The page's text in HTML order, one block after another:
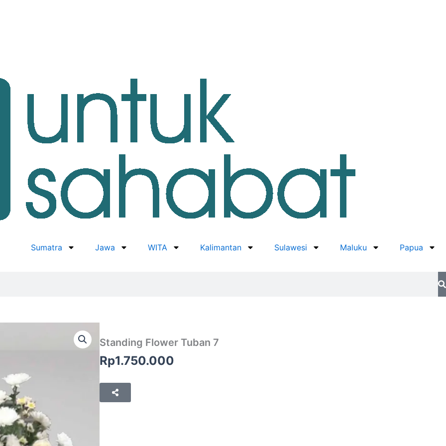
Sumatra Jawa WITA Kalimantan Sulawesi Maluku Papua
Standing Flower Tuban 7
Rp1.750.000